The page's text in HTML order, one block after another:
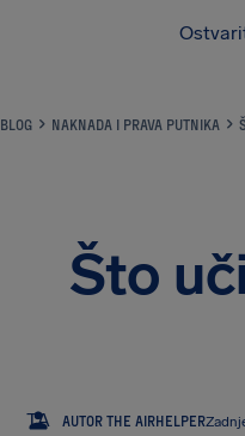
BLOG NAKNADA I PRAVA PUTNIKA
Što
TA AUTOR THE AIRHELPER